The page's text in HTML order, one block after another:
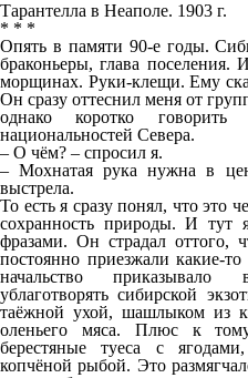
Тарантелла в Неаполе. 1903 г.
* * *
Опять в памяти 90-е годы.
браконьеры, глава
морщинах. Руки-клещи. Ему
Он сразу оттеснил меня от
однако коротко
национальностей Севера.
– О чём? – спросил я.
– Мохнатая рука нужна в
выстрела.
То есть я сразу понял, что это
сохранность природы. И тут
фразами. Он страдал оттого,
постоянно приезжали какие-
начальство приказывало
ублаготворять сибирской
таёжной ухой, шашлыком из
оленьего мяса. Плюс к
берестяные туеса с
копчёной рыбой. Это